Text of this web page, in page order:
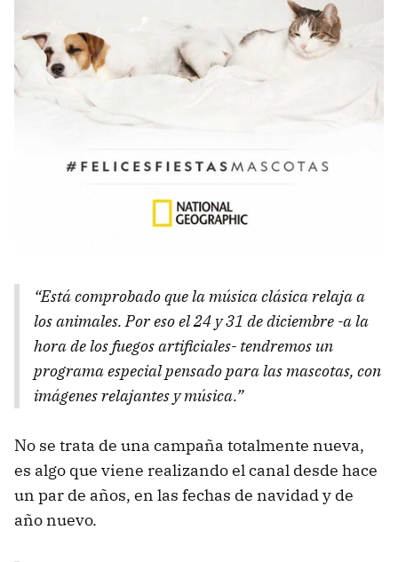
“Está comprobado que la música clásica relaja a
los animales. Por eso el 24 y 31 de diciembre -a la
hora de los fuegos artificiales- tendremos un
programa especial pensado para las mascotas, con
imágenes relajantes y música.”
No se trata de una campaña totalmente nueva,
es algo que viene realizando el canal desde hace
un par de años, en las fechas de navidad y de
año nuevo.